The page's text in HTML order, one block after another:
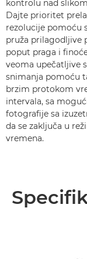
kontrolu nad
Dajte prioritet
rezolucije pomoću
pruža prilagodljive
poput praga i
veoma upečatljive
snimanja pomoću
brzim protokom
intervala, sa
fotografije sa
da se zaključa u
vremena.